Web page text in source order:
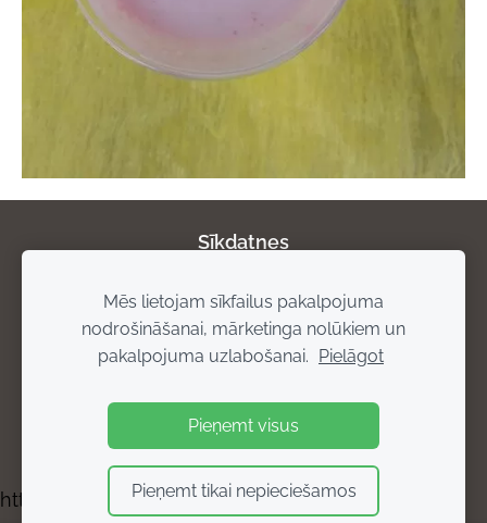
Sīkdatnes
Par mums Privātuma politika Atgriešanas
noteikumi
Piegādes noteikumi Rekvizīti
https://bisuprodukti.mozello.lv/kontakti/
Mēs lietojam sīkfailus pakalpojuma
nodrošināšanai, mārketinga nolūkiem un
pakalpojuma uzlabošanai. Pielāgot
Pieņemt visus
Pieņemt tikai nepieciešamos